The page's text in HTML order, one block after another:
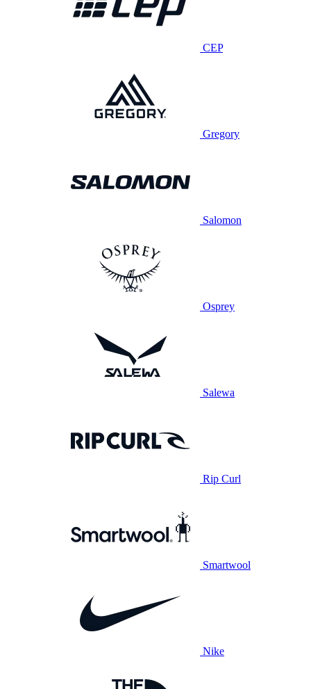
CEP
Gregory
Salomon
Osprey
Salewa
Rip Curl
Smartwool
Nike